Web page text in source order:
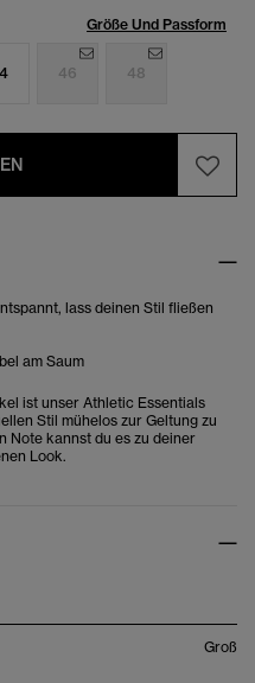
Größe Und Passform
46 48
lass deinen Stil fließen
am Saum
ist unser Athletic Essentials
Stil mühelos zur Geltung zu
Note kannst du es zu deiner
Look.
Groß